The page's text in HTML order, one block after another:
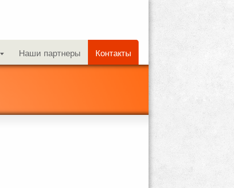
Наши партнеры Контакты